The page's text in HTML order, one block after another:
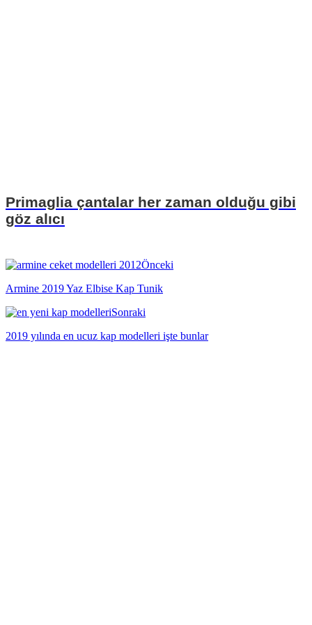
Primaglia çantalar her zaman olduğu gibi
göz alıcı
Önceki
Armine 2019 Yaz Elbise Kap Tunik
Sonraki
2019 yılında en ucuz kap modelleri işte bunlar